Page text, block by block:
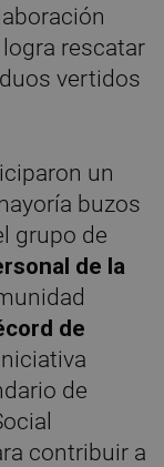
logra rescatar
vertidos
un
buzos
grupo de
de la
de
de
contribuir a